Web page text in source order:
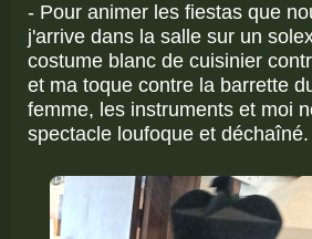
- Pour animer les fiestas que
j'arrive dans la salle sur un
costume blanc de cuisinier
et ma toque contre la barrette
femme, les instruments et moi
spectacle loufoque et déchaîné.